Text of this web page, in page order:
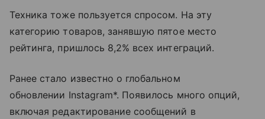
Техника тоже пользуется спросом. На эту
категорию товаров, занявшую пятое место
рейтинга, пришлось 8,2% всех интеграций.
Ранее стало известно о глобальном
обновлении Instagram*. Появилось много опций,
включая редактирование сообщений в